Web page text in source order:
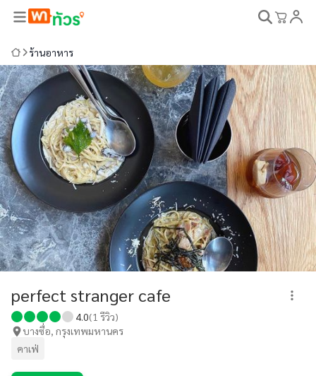
ร้านอาหาร
perfect stranger cafe
4.0(1 รีวิว)
บางซื่อ, กรุงเทพมหานคร
คาเฟ่